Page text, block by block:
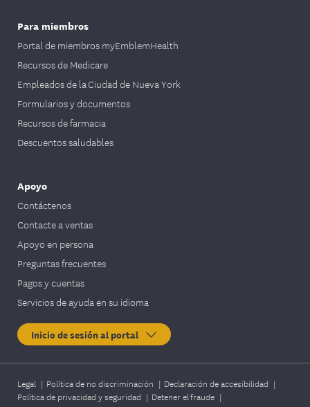
Para miembros
Portal de miembros myEmblemHealth
Recursos de Medicare
Empleados de la Ciudad de Nueva York
Formularios y documentos
Recursos de farmacia
Descuentos saludables
Apoyo
Contáctenos
Contacte a ventas
Apoyo en persona
Preguntas frecuentes
Pagos y cuentas
Servicios de ayuda en su idioma
Inicio de sesión al portal
Legal | Política de no discriminación | Declaración de accesibilidad |
Política de privacidad y seguridad | Detener el fraude |